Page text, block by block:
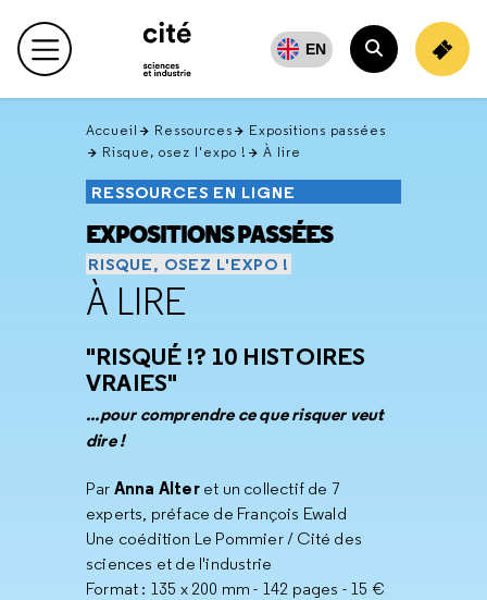
en
haut Menu principal EN
Rechercher
Accueil Ressources
Expositions passées
Risque, osez l'expo !
À lire
RESSOURCES EN LIGNE
EXPOSITIONS PASSÉES
RISQUE, OSEZ L'EXPO !
À LIRE
"RISQUÉ !? 10 HISTOIRES
VRAIES"
...pour comprendre ce que risquer veut
dire !
Par Anna Alter et un collectif de 7
experts, préface de François Ewald
Une coédition Le Pommier / Cité des
sciences et de l'industrie
Format : 135 x 200 mm - 142 pages - 15 €